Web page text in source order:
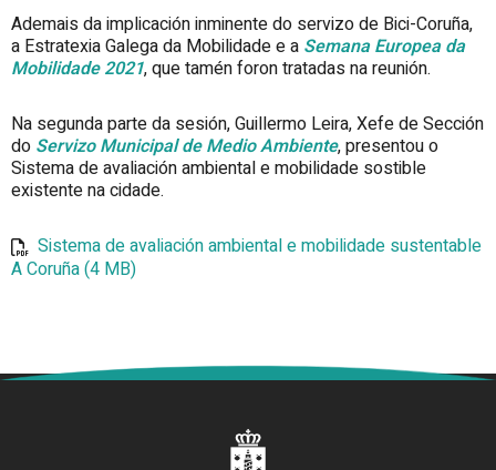
Ademais da implicación inminente do servizo de Bici-Coruña,
a Estratexia Galega da Mobilidade e a Semana Europea da
Mobilidade 2021, que tamén foron tratadas na reunión.
Na segunda parte da sesión, Guillermo Leira, Xefe de Sección
do Servizo Municipal de Medio Ambiente, presentou o
Sistema de avaliación ambiental e mobilidade sostible
existente na cidade.
Sistema de avaliación ambiental e mobilidade sustentable
A Coruña (4 MB)